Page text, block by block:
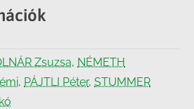
Zsuzsa, NÉMETH
, PÁJTLI Péter, STUMMER